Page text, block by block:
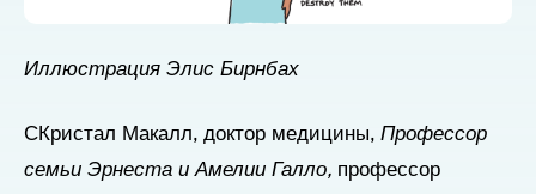
Иллюстрация Элис Бирнбах
СКристал Макалл, доктор медицины, Профессор
семьи Эрнеста и Амелии Галло, профессор